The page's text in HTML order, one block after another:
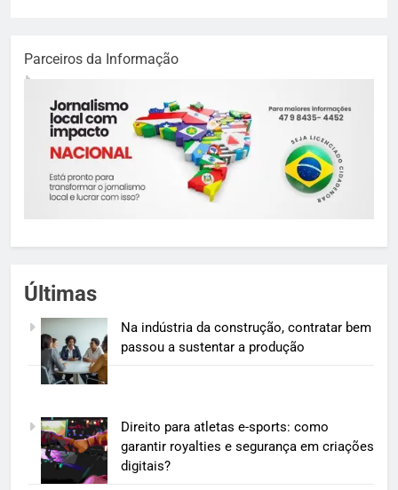
Parceiros da Informação
Últimas
Na indústria da construção, contratar bem
passou a sustentar a produção
Direito para atletas e-sports: como
garantir royalties e segurança em criações
digitais?